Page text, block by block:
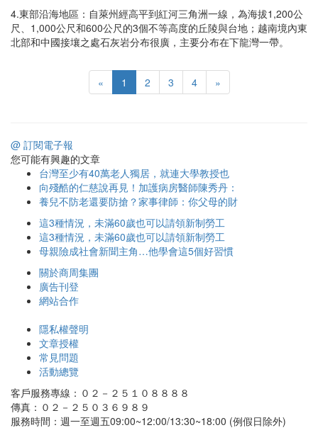
4.東部沿海地區：自萊州經高平到紅河三角洲一線，為海拔1,200公
尺、1,000公尺和600公尺的3個不等高度的丘陵與台地；越南境內東
北部和中國接壤之處石灰岩分布很廣，主要分布在下龍灣一帶。
« 1 2 3 4 »
@ 訂閱電子報
您可能有興趣的文章
台灣至少有40萬老人獨居，就連大學教授也
向殘酷的仁慈說再見！加護病房醫師陳秀丹：
養兒不防老還要防搶？家事律師：你父母的財
這3種情況，未滿60歲也可以請領新制勞工
這3種情況，未滿60歲也可以請領新制勞工
母親險成社會新聞主角…他學會這5個好習慣
關於商周集團
廣告刊登
網站合作
隱私權聲明
文章授權
常見問題
活動總覽
客戶服務專線：０２－２５１０８８８８
傳真：０２－２５０３６９８９
服務時間：週一至週五09:00~12:00/13:30~18:00 (例假日除外)